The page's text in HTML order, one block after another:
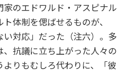
家のエドワルド・アスピナル
体制を偲ばせるものが、
い対応」だった（注六）。多
、抗議に立ち上がった人々の
りもむしろ代わりに、「彼